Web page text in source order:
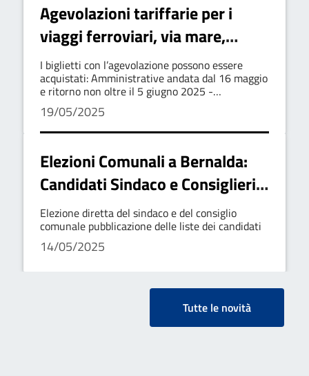
Agevolazioni tariffarie per i
viaggi ferroviari, via mare,
autostradali e aerei - Elezioni
amministrative domenica 25 e
lunedì 26 maggio 2025 e
Referendum abrogativi
domenica 8 e lunedì 9 giugno
2025.
I biglietti con l’agevolazione possono essere
acquistati: Amministrative andata dal 16 maggio
e ritorno non oltre il 5 giugno 2025 -
Referendum: andata dal 30 maggio e ritorno non
oltre il 19 giugno
19/05/2025
Elezioni Comunali a Bernalda:
Candidati Sindaco e Consiglieri
2025
Elezione diretta del sindaco e del consiglio
comunale pubblicazione delle liste dei candidati
14/05/2025
Tutte le novità